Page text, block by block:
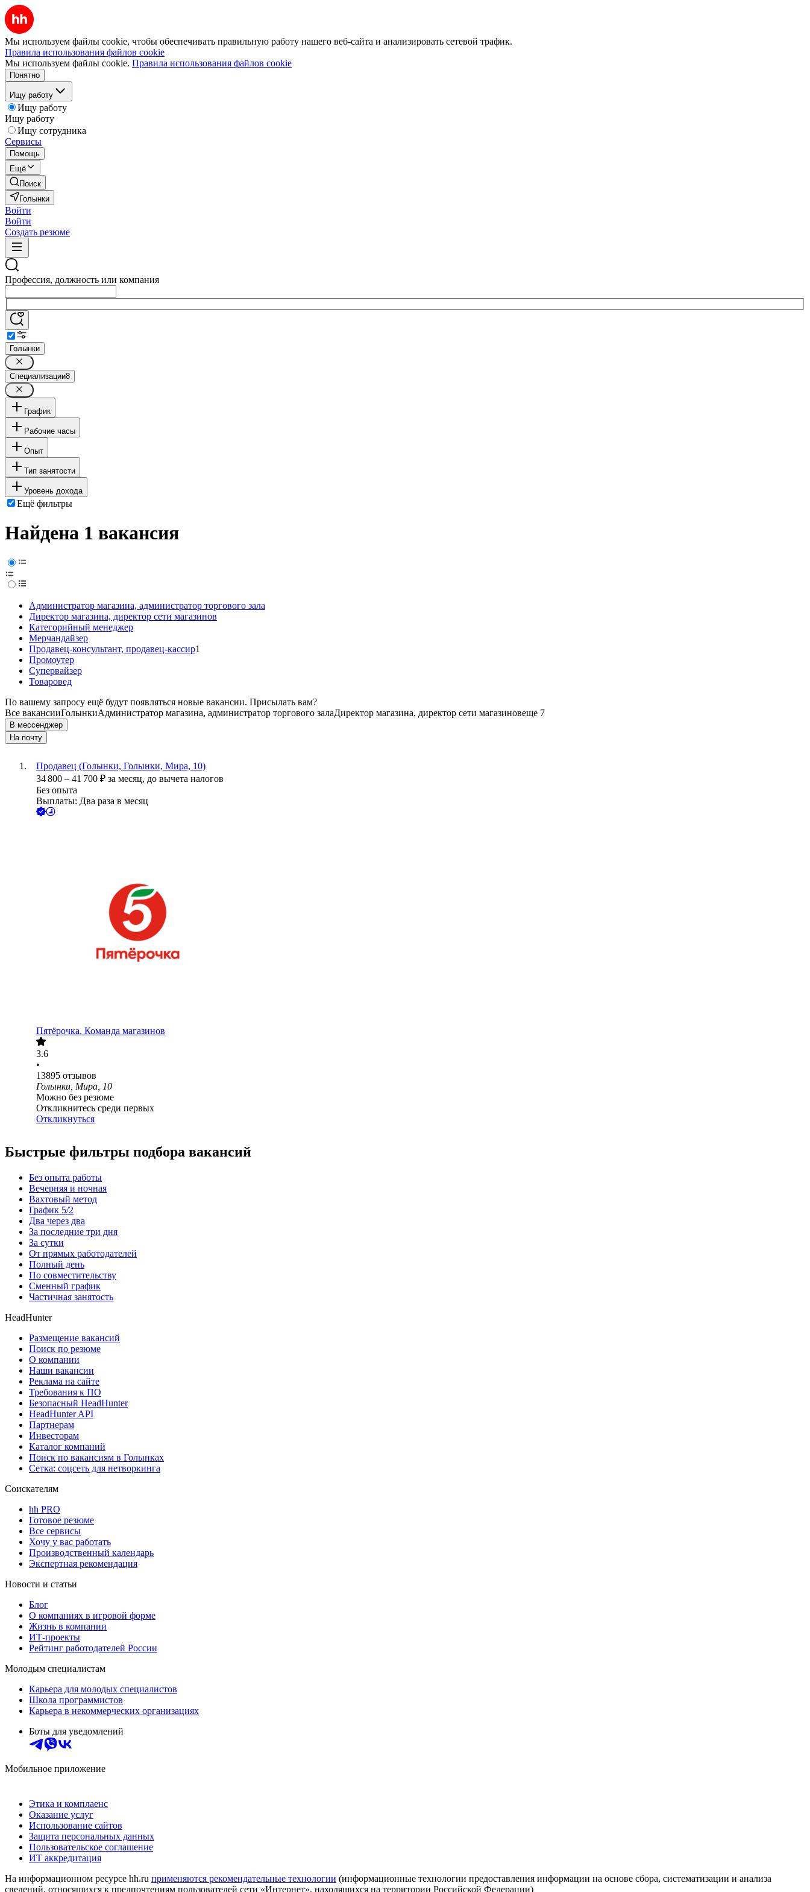
Мы используем файлы cookie, чтобы обеспечивать правильную работу нашего веб-сайта и анализировать сетевой трафик.
Правила использования файлов cookie
Мы используем файлы cookie. Правила использования файлов cookie
Понятно
Ищу работу
Ищу работу
Ищу работу
Ищу сотрудника
Сервисы
Помощь
Ещё
Поиск
Голынки
Войти
Войти
Создать резюме
Профессия, должность или компания
Голынки
Специализации8
График
Рабочие часы
Опыт
Тип занятости
Уровень дохода
Ещё фильтры
Найдена 1 вакансия
Администратор магазина, администратор торгового зала
Директор магазина, директор сети магазинов
Категорийный менеджер
Мерчандайзер
Продавец-консультант, продавец-кассир1
Промоутер
Супервайзер
Товаровед
По вашему запросу ещё будут появляться новые вакансии. Присылать вам?
Все вакансииГолынкиАдминистратор магазина, администратор торгового залаДиректор магазина, директор сети магазиновеще 7
В мессенджер
На почту
Продавец (Голынки, Голынки, Мира, 10)
34 800 – 41 700 ₽ за месяц, до вычета налогов
Без опыта
Выплаты: Два раза в месяц
Пятёрочка. Команда магазинов
3.6
•
13895 отзывов
Голынки, Мира, 10
Можно без резюме
Откликнитесь среди первых
Откликнуться
Быстрые фильтры подбора вакансий
Без опыта работы
Вечерняя и ночная
Вахтовый метод
График 5/2
Два через два
За последние три дня
За сутки
От прямых работодателей
Полный день
По совместительству
Сменный график
Частичная занятость
HeadHunter
Размещение вакансий
Поиск по резюме
О компании
Наши вакансии
Реклама на сайте
Требования к ПО
Безопасный HeadHunter
HeadHunter API
Партнерам
Инвесторам
Каталог компаний
Поиск по вакансиям в Голынках
Сетка: соцсеть для нетворкинга
Соискателям
hh PRO
Готовое резюме
Все сервисы
Хочу у вас работать
Производственный календарь
Экспертная рекомендация
Новости и статьи
Блог
О компаниях в игровой форме
Жизнь в компании
ИТ-проекты
Рейтинг работодателей России
Молодым специалистам
Карьера для молодых специалистов
Школа программистов
Карьера в некоммерческих организациях
Боты для уведомлений
Мобильное приложение
Этика и комплаенс
Оказание услуг
Использование сайтов
Защита персональных данных
Пользовательское соглашение
ИТ аккредитация
На информационном ресурсе hh.ru применяются рекомендательные технологии (информационные технологии предоставления информации на основе сбора, систематизации и анализа
сведений, относящихся к предпочтениям пользователей сети «Интернет», находящихся на территории Российской Федерации)